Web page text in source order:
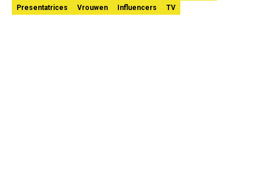
Presentatrices
Vrouwen Influencers TV